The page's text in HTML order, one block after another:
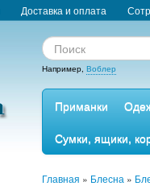
Доставка и оплата
Например, Воблер
Приманки
Сумки, ящики,
Главная » Блесна »